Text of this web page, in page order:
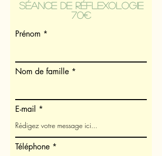
Séance de réflexologie
70€
Prénom
Nom de famille
E-mail
Téléphone